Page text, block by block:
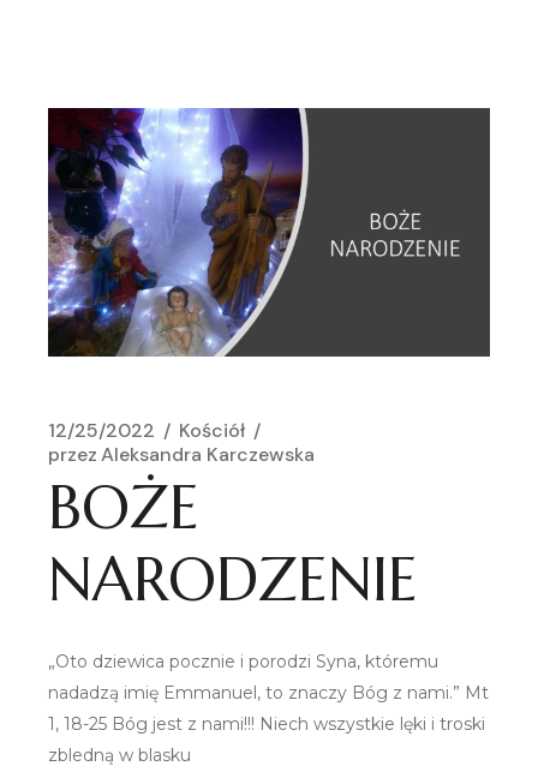
12/25/2022
Kościół
przez Aleksandra Karczewska
BOŻE
NARODZENIE
„Oto dziewica pocznie i porodzi Syna, któremu
nadadzą imię Emmanuel, to znaczy Bóg z nami.” Mt
1, 18-25 Bóg jest z nami!!! Niech wszystkie lęki i troski
zbledną w blasku